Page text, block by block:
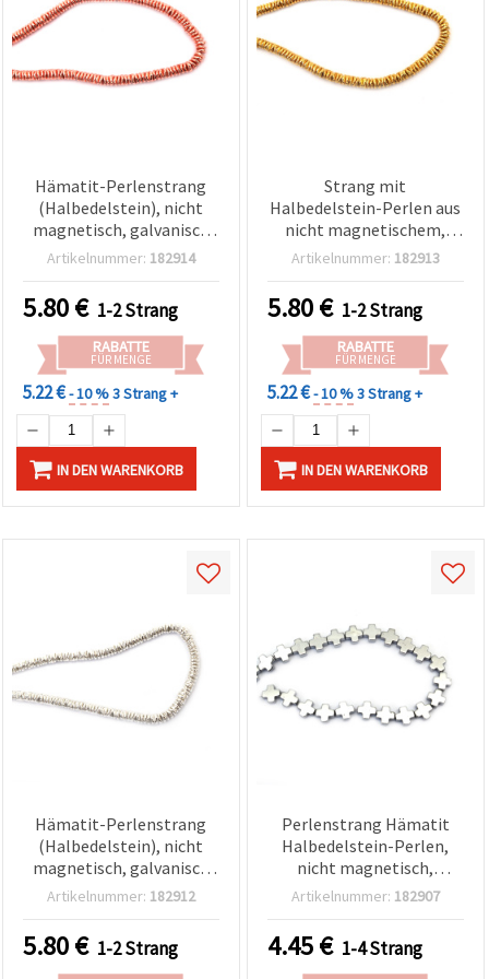
Hämatit-Perlenstrang
(Halbedelstein), nicht
magnetisch, galvanisch
beschichtet,
gebogene Scheibenperlen
mit gewölbten Kanten,
4x2 mm, Loch 1 mm, ca.
215 Stück
Artikelnummer: 182914
5.80€ 1-2 Strang
RABATTE
FÜR MENGE
5.22 €- 10 %3 Strang +
IN DEN WARENKORB
Strang mit
Halbedelstein-Perlen aus
nicht magnetischem,
galvanisiertem Hämatit,
Scheibenform mit
abgerundeten Kanten,
4x2 mm, Loch: 1 mm, ca.
215 Stk.
Artikelnummer: 182913
5.80€ 1-2 Strang
RABATTE
FÜR MENGE
5.22 €- 10 %3 Strang +
IN DEN WARENKORB
Hämatit-Perlenstrang
(Halbedelstein), nicht
magnetisch, galvanisch
beschichtet,
gebogene Rondelle mit
abgerundeten Kanten,
Artikelnummer: 182912
5.80€ 1-2 Strang
Perlenstrang Hämatit
Halbedelstein-Perlen,
nicht magnetisch,
galvanisch beschichtet,
10x10x4 mm, Loch 1,5
mm, ca. 40 Stk.
Artikelnummer: 182907
4.45€ 1-4 Strang